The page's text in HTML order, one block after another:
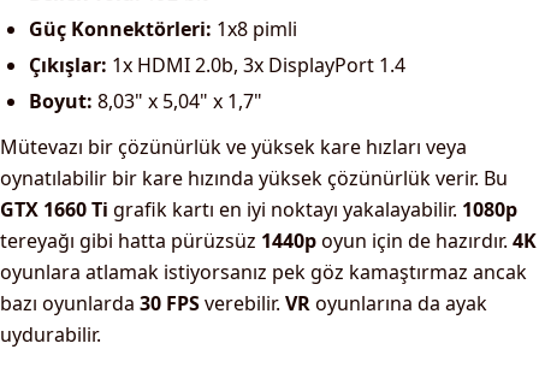
Güç Konnektörleri: 1x8 pimli
Çıkışlar: 1x HDMI 2.0b, 3x DisplayPort 1.4
Boyut: 8,03" x 5,04" x 1,7"
Mütevazı bir çözünürlük ve yüksek kare hızları veya
oynatılabilir bir kare hızında yüksek çözünürlük verir. Bu
GTX 1660 Ti grafik kartı en iyi noktayı yakalayabilir. 1080p
tereyağı gibi hatta pürüzsüz 1440poyun için de hazırdır. 4K
oyunlara atlamak istiyorsanız pek göz kamaştırmaz ancak
bazı oyunlarda 30 FPSverebilir. VRoyunlarına da ayak
uydurabilir.